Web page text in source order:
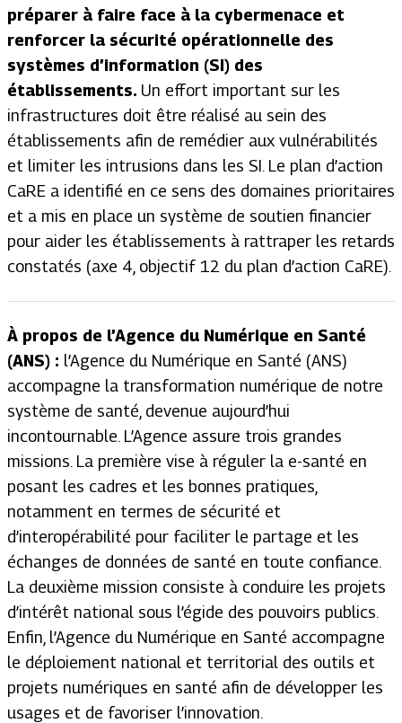
préparer à faire face à la cybermenace et
renforcer la sécurité opérationnelle des
systèmes d’information (SI) des
établissements. Un effort important sur les
infrastructures doit être réalisé au sein des
établissements afin de remédier aux vulnérabilités
et limiter les intrusions dans les SI. Le plan d’action
CaRE a identifié en ce sens des domaines prioritaires
et a mis en place un système de soutien financier
pour aider les établissements à rattraper les retards
constatés (axe 4, objectif 12 du plan d’action CaRE).
À propos de l’Agence du Numérique en Santé
(ANS) : l’Agence du Numérique en Santé (ANS)
accompagne la transformation numérique de notre
système de santé, devenue aujourd’hui
incontournable. L’Agence assure trois grandes
missions. La première vise à réguler la e-santé en
posant les cadres et les bonnes pratiques,
notamment en termes de sécurité et
d’interopérabilité pour faciliter le partage et les
échanges de données de santé en toute confiance.
La deuxième mission consiste à conduire les projets
d’intérêt national sous l’égide des pouvoirs publics.
Enfin, l’Agence du Numérique en Santé accompagne
le déploiement national et territorial des outils et
projets numériques en santé afin de développer les
usages et de favoriser l’innovation.